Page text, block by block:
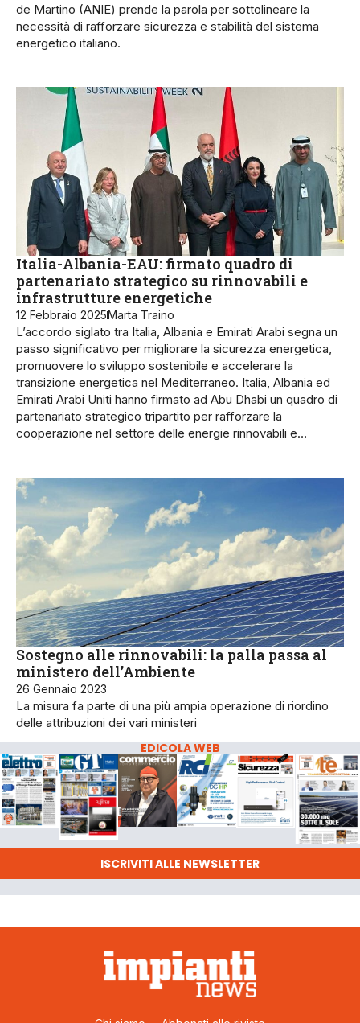
de Martino (ANIE) prende la parola per sottolineare la
necessità di rafforzare sicurezza e stabilità del sistema
energetico italiano.
Italia-Albania-EAU: firmato quadro di
partenariato strategico su rinnovabili e
infrastrutture energetiche
12 Febbraio 2025Marta Traino
L’accordo siglato tra Italia, Albania e Emirati Arabi segna un
passo significativo per migliorare la sicurezza energetica,
promuovere lo sviluppo sostenibile e accelerare la
transizione energetica nel Mediterraneo. Italia, Albania ed
Emirati Arabi Uniti hanno firmato ad Abu Dhabi un quadro di
partenariato strategico tripartito per rafforzare la
cooperazione nel settore delle energie rinnovabili e…
Sostegno alle rinnovabili: la palla passa al
ministero dell’Ambiente
26 Gennaio 2023
La misura fa parte di una più ampia operazione di riordino
delle attribuzioni dei vari ministeri
EDICOLA WEB
ISCRIVITI ALLE NEWSLETTER